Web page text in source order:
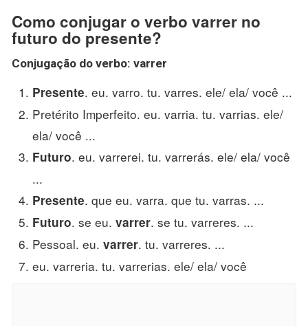
Como conjugar o verbo varrer no
futuro do presente?
Conjugação do verbo: varrer
Presente. eu. varro. tu. varres. ele/ ela/ você ...
Pretérito Imperfeito. eu. varria. tu. varrias. ele/
ela/ você ...
Futuro. eu. varrerei. tu. varrerás. ele/ ela/ você
...
Presente. que eu. varra. que tu. varras. ...
Futuro. se eu. varrer. se tu. varreres. ...
Pessoal. eu. varrer. tu. varreres. ...
eu. varreria. tu. varrerias. ele/ ela/ você